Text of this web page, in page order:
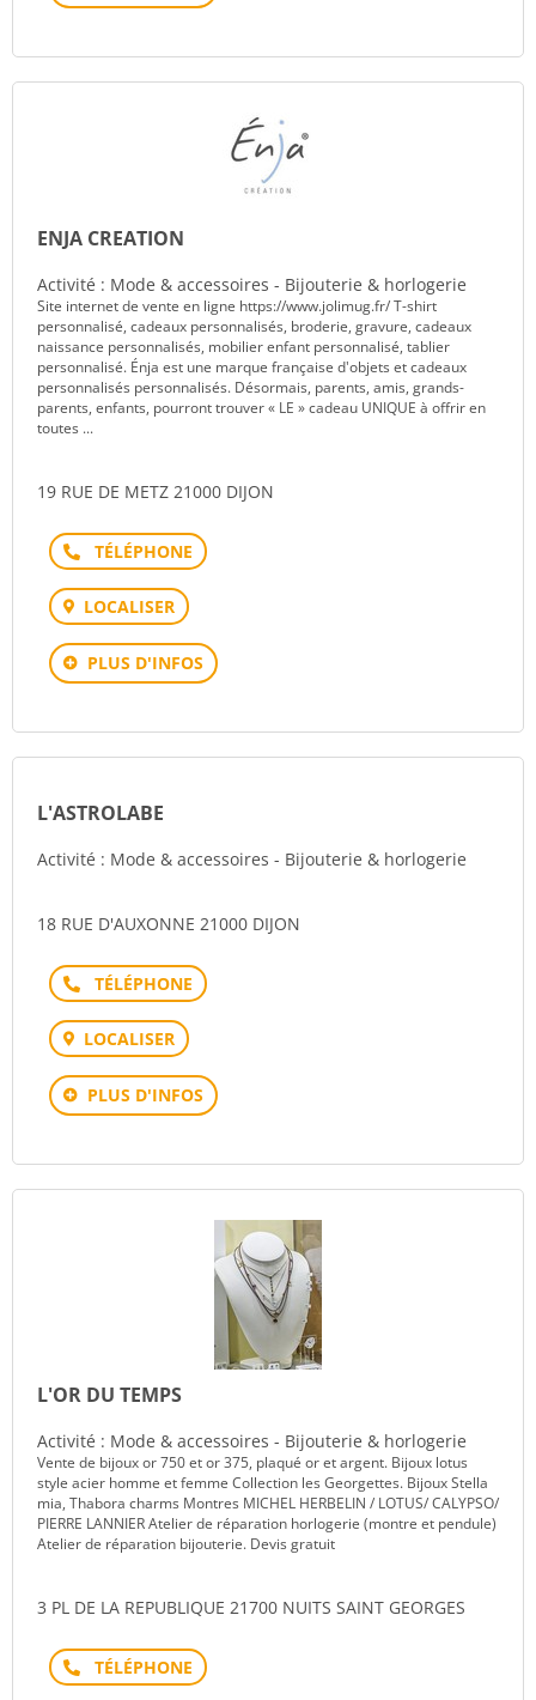
ENJA CREATION
Activité : Mode & accessoires - Bijouterie & horlogerie
Site internet de vente en ligne https://www.jolimug.fr/ T-shirt
personnalisé, cadeaux personnalisés, broderie, gravure, cadeaux
naissance personnalisés, mobilier enfant personnalisé, tablier
personnalisé. Énja est une marque française d'objets et cadeaux
personnalisés personnalisés. Désormais, parents, amis, grands-
parents, enfants, pourront trouver « LE » cadeau UNIQUE à offrir en
toutes ...
19 RUE DE METZ 21000 DIJON
Téléphone
LOCALISER
PLUS D'INFOS
L'ASTROLABE
Activité : Mode & accessoires - Bijouterie & horlogerie
18 RUE D'AUXONNE 21000 DIJON
Téléphone
LOCALISER
PLUS D'INFOS
L'OR DU TEMPS
Activité : Mode & accessoires - Bijouterie & horlogerie
Vente de bijoux or 750 et or 375, plaqué or et argent. Bijoux lotus
style acier homme et femme Collection les Georgettes. Bijoux Stella
mia, Thabora charms Montres MICHEL HERBELIN / LOTUS/ CALYPSO/
PIERRE LANNIER Atelier de réparation horlogerie (montre et pendule)
Atelier de réparation bijouterie. Devis gratuit
3 PL DE LA REPUBLIQUE 21700 NUITS SAINT GEORGES
Téléphone